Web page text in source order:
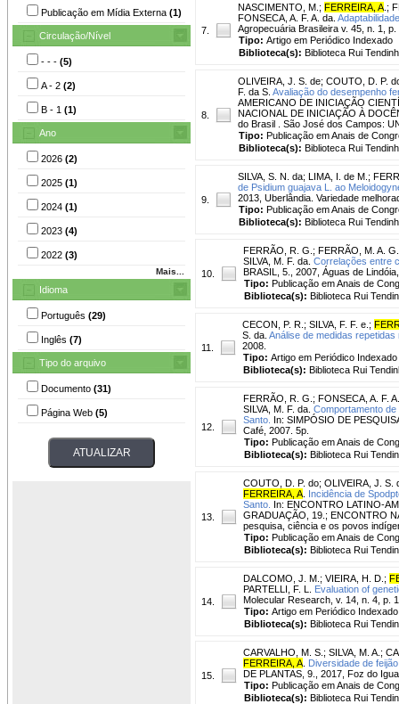
Publicação em Mídia Externa (1)
Circulação/Nível
- - - (5)
A - 2 (2)
B - 1 (1)
Ano
2026 (2)
2025 (1)
2024 (1)
2023 (4)
2022 (3)
Mais...
Idioma
Português (29)
Inglês (7)
Tipo do arquivo
Documento (31)
Página Web (5)
7.
NASCIMENTO, M. ; FERREIRA, A ;
FONSECA, A. F. A. da.
Agropecuária Brasileira v. 45, n. 1,
Tipo: Artigo em Periódico Indexado
Biblioteca(s): Biblioteca Rui
8.
OLIVEIRA, J. S. de; COUTO, D. P.
F. da S. Avaliação do desempenho
AMERICANO DE INICIAÇÃO
NACIONAL DE INICIAÇÃO À
do Brasil . São José dos Campos:
Tipo: Publicação em Anais de
Biblioteca(s): Biblioteca Rui
9.
SILVA, S. N. da; LIMA, I. de M. ;
de Psidium guajava L. ao
2013, Uberlândia. Variedade
Tipo: Publicação em Anais de
Biblioteca(s): Biblioteca Rui
10.
FERRÃO, R. G. ; FERRÃO, M. A. G.
SILVA, M. F. da. Correlações entre
BRASIL, 5., 2007, Águas de
Tipo: Publicação em Anais de
Biblioteca(s): Biblioteca Rui
11.
CECON, P. R. ; SILVA, F. F. e. ;
S. da. Análise de medidas
2008.
Tipo: Artigo em Periódico Indexado
Biblioteca(s): Biblioteca Rui
12.
FERRÃO, R. G. ; FONSECA, A. F.
SILVA, M. F. da. Comportamento
Santo. In: SIMPÓSIO DE
Café, 2007. 5p.
Tipo: Publicação em Anais de
Biblioteca(s): Biblioteca Rui
13.
COUTO, D. P. do; OLIVEIRA, J. S.
FERREIRA, A Incidência de
Santo. In: ENCONTRO LATINO-
GRADUAÇÃO, 19.; ENCONTRO
pesquisa, ciência e os povos
Tipo: Publicação em Anais de
Biblioteca(s): Biblioteca Rui
14.
DALCOMO, J. M. ; VIEIRA, H. D. ;
PARTELLI, F. L.
Evaluation of
Molecular Research, v. 14, n. 4, p.
Tipo: Artigo em Periódico Indexado
Biblioteca(s): Biblioteca Rui
15.
CARVALHO, M. S. ; SILVA, M. A. ;
FERREIRA, A Diversidade de
DE PLANTAS, 9., 2017, Foz do
Tipo: Publicação em Anais de
Biblioteca(s): Biblioteca Rui